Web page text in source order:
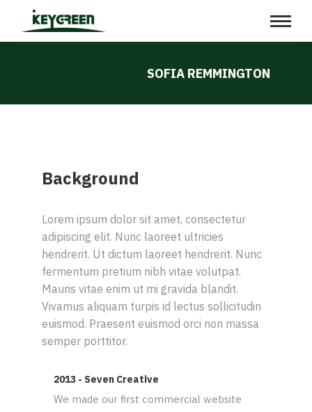
SOFIA REMMINGTON
Background
Lorem ipsum dolor sit amet, consectetur
adipiscing elit. Nunc laoreet ultricies
hendrerit. Ut dictum laoreet hendrerit. Nunc
fermentum pretium nibh vitae volutpat.
Mauris vitae enim ut mi gravida blandit.
Vivamus aliquam turpis id lectus sollicitudin
euismod. Praesent euismod orci non massa
semper porttitor.
2013 - Seven Creative
We made our first commercial website